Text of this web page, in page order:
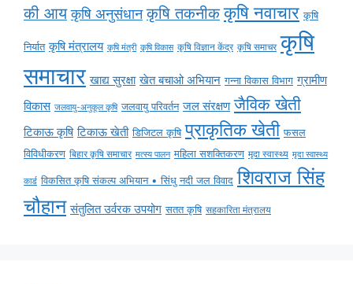
की आय कृषि अनुसंधान कृषि तकनीक कृषि नवाचार कृषि
निर्यात कृषि मंत्रालय कृषि मंत्री कृषि विकास कृषि विज्ञान केंद्र कृषि समाचर कृषि
समाचार खाद्य सुरक्षा खेत बचाओ अभियान गन्ना विकास विभाग ग्रामीण
विकास जलवायु-अनुकूल कृषि जलवायु परिवर्तन जल संरक्षण जैविक खेती
टिकाऊ कृषि टिकाऊ खेती डिजिटल कृषि प्राकृतिक खेती फसल
विविधीकरण बिहार कृषि समाचार मत्स्य पालन महिला सशक्तिकरण मृदा स्वास्थ्य मृदा स्वास्थ्य
कार्ड विकसित कृषि संकल्प अभियान • सिंधु नदी जल विवाद शिवराज सिंह
चौहान संतुलित उर्वरक उपयोग सतत कृषि सहकारिता मंत्रालय